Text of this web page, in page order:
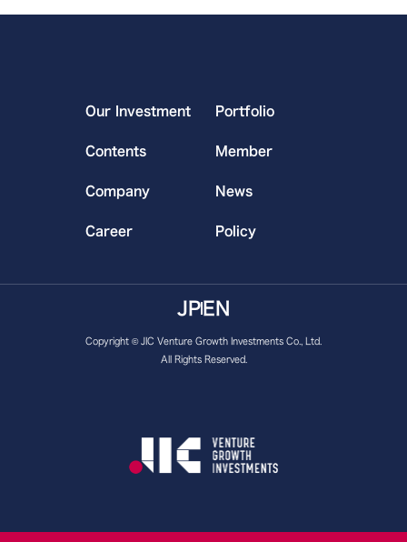
Our Investment Portfolio
Contents Member
Company News
Career Policy
JP EN
Copyright © JIC Venture Growth Investments Co., Ltd.
All Rights Reserved.